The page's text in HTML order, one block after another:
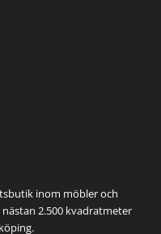
inom möbler och
2.500 kvadratmeter